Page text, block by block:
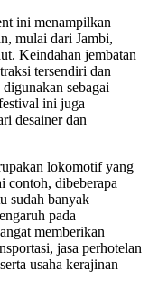
ini menampilkan
mulai dari Jambi,
Keindahan jembatan
tersendiri dan
sebagai
ini juga
desainer dan
lokomotif yang
contoh, dibeberapa
sudah banyak
pada
memberikan
jasa perhotelan
usaha kerajinan